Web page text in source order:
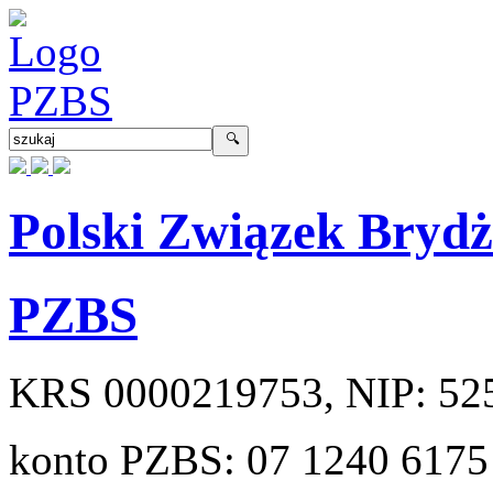
Polski Związek
PZBS
KRS 0000219753, NIP:
konto PZBS: 07 1240